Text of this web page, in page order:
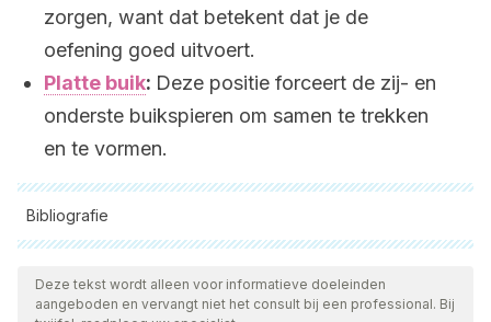
zorgen, want dat betekent dat je de
oefening goed uitvoert.
Platte buik: Deze positie forceert de zij- en
onderste buikspieren om samen te trekken
en te vormen.
Bibliografie
Alle aangehaalde bronnen zijn grondig gecontroleerd door
ons team om hun kwaliteit, betrouwbaarheid, actualiteit en
geldigheid te waarborgen. De bibliografie van dit artikel werd
Deze tekst wordt alleen voor informatieve doeleinden
aangeboden en vervangt niet het consult bij een professional. Bij